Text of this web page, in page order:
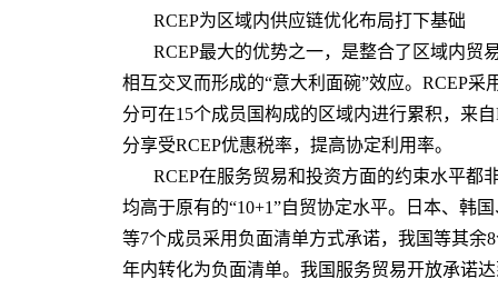
RCEP为区域内供应链优化布局打下基础
RCEP最大的优势之一，是整合了区域内贸
相互交叉而形成的“意大利面碗”效应。RCEP
分可在15个成员国构成的区域内进行累积，来
分享受RCEP优惠税率，提高协定利用率。
RCEP在服务贸易和投资方面的约束水平都
均高于原有的“10+1”自贸协定水平。日本、韩
等7个成员采用负面清单方式承诺，我国等其
年内转化为负面清单。我国服务贸易开放承诺